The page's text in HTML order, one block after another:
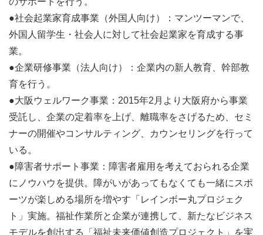
【1日目：8/6】
オリエンテーション・キッズデザイン協議会による「こど
もOSランゲージ」ワークショップおよびアイデアソンの
●社会起業家育成事業（外国人向け）：マンツーマンで、
外国人留学生・社会人に対して社会起業家を育成する事
業。
●企業研修事業（法人向け）：企業内の新人教育、幹部教
育を行う。
●大阪ウェルワーク事業：2015年2月より大阪府から事業
受託し、企業の定着率を上げ、離職率をさげるため、セミ
ナーの開催やコンサルティング、カウンセリングを行って
いる。
●障害者サポート事業：障害者雇用を考えておられる企業
にノウハウを提供。障がいがあってもなくても一緒にスポ
ーツが楽しめる場所を増やす「レインボー丸プロジェク
ト」実施。福祉作業所と企業が連携して、新たなビジネス
モデルを創出する「福祉未来価値創造プロジェクト」を実